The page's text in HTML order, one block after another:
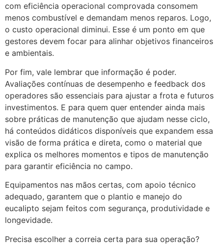
com eficiência operacional comprovada consomem
menos combustível e demandam menos reparos. Logo,
o custo operacional diminui. Esse é um ponto em que
gestores devem focar para alinhar objetivos financeiros
e ambientais.
Por fim, vale lembrar que informação é poder.
Avaliações contínuas de desempenho e feedback dos
operadores são essenciais para ajustar a frota e futuros
investimentos. E para quem quer entender ainda mais
sobre práticas de manutenção que ajudam nesse ciclo,
há conteúdos didáticos disponíveis que expandem essa
visão de forma prática e direta, como o material que
explica os melhores momentos e tipos de manutenção
para garantir eficiência no campo.
Equipamentos nas mãos certas, com apoio técnico
adequado, garantem que o plantio e manejo do
eucalipto sejam feitos com segurança, produtividade e
longevidade.
Precisa escolher a correia certa para sua operação?